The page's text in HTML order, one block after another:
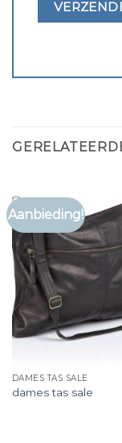
Aanbieding!
DAMES TAS SALE
dames tas sale